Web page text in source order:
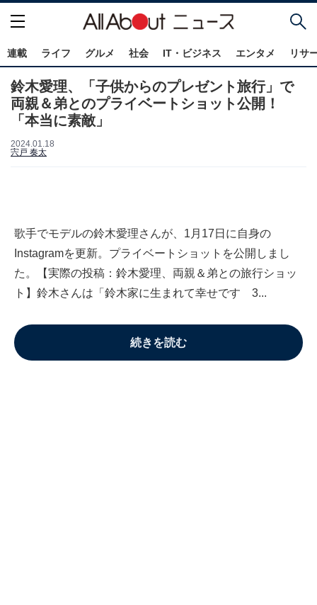
連載 ライフ グルメ 社会 IT・ビジネス エンタメ リサ
鈴木愛理、「子供からのプレゼント旅行」で
両親＆弟とのプライベートショット公開！
「本当に素敵」
2024.01.18
宍戸 奏太
歌手でモデルの鈴木愛理さんが、1月17日に自身の
Instagramを更新。プライベートショットを公開しまし
た。【実際の投稿：鈴木愛理、両親＆弟との旅行ショッ
ト】鈴木さんは「鈴木家に生まれて幸せです 3...
続きを読む